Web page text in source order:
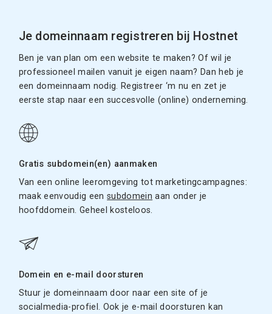
Je domeinnaam registreren bij Hostnet
Ben je van plan om een website te maken? Of wil je
professioneel mailen vanuit je eigen naam? Dan heb je
een domeinnaam nodig. Registreer ‘m nu en zet je
eerste stap naar een succesvolle (online) onderneming.
Gratis subdomein(en) aanmaken
Van een online leeromgeving tot marketingcampagnes:
maak eenvoudig eensubdomein aan onder je
hoofddomein. Geheel kosteloos.
Domein en e-mail doorsturen
Stuur je domeinnaam door naar een site of je
socialmedia-profiel. Ook je e-mail doorsturen kan